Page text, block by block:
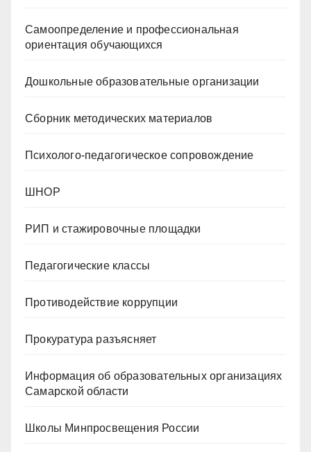
Самоопределение и профессиональная
ориентация обучающихся
Дошкольные образовательные организации
Сборник методических материалов
Психолого-педагогическое сопровождение
ШНОР
РИП и стажировочные площадки
Педагогические классы
Противодействие коррупции
Прокуратура разъясняет
Информация об образовательных организациях
Самарской области
Школы Минпросвещения России